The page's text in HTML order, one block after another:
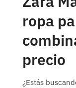
ropa
precio
¿Estás